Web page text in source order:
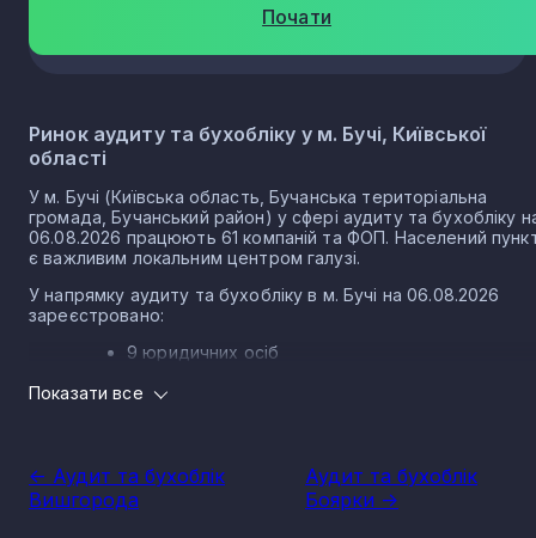
Почати
Ринок аудиту та бухобліку у м. Бучі, Київської
області
У м. Бучі (Київська область, Бучанська територіальна
громада, Бучанський район) у сфері аудиту та бухобліку
06.08.2026 працюють 61 компаній та ФОП. Населений
є важливим локальним центром галузі.
У напрямку аудиту та бухобліку в м. Бучі на 06.08.2026
зареєстровано:
9 юридичних осіб
Виторг компаній у напрямку аудиту та бухобліку у м. Бучі
2025 рік становить 999 900 грн.
Показати все
<- Аудит та бухоблік
Вишгорода
Аудит та бухоблік
Боярки ->